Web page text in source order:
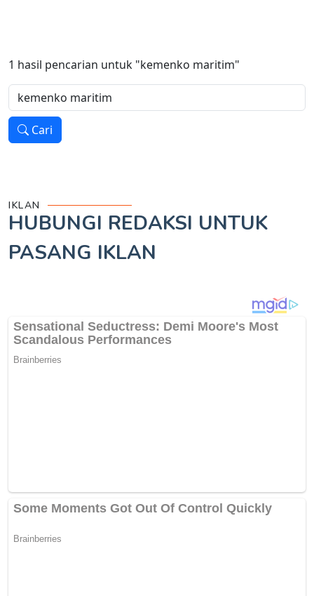
1 hasil pencarian untuk "kemenko maritim"
Cari
IKLAN
HUBUNGI REDAKSI UNTUK
PASANG IKLAN